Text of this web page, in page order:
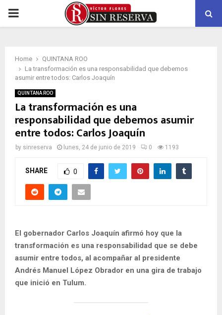
PRIMARY
Home
QUINTANA ROO
La transformación es una responsabilidad que debemos
asumir entre todos: Carlos Joaquín
QUINTANA ROO
La transformación es una
responsabilidad que debemos asumir
entre todos: Carlos Joaquín
by sinreserva lunes, 24 de junio de 2019 0 1193
SHARE 0
El gobernador Carlos Joaquín afirmó hoy que la
transformación es una responsabilidad que se debe
asumir entre todos, al acompañar al presidente
Andrés Manuel López Obrador en una gira de trabajo
que inició en Tulum.